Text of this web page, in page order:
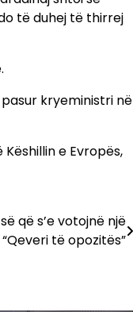
të duhej të thirrej
kryeministri në
e Evropës,
që s’e votojnë një
“Qeveri të opozitës”